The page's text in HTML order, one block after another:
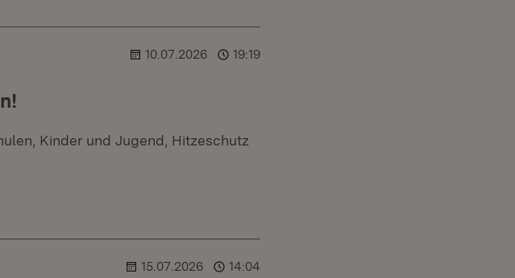
10.07.2026 19:19
Kinder und Jugend, Hitzeschutz
15.07.2026 14:04